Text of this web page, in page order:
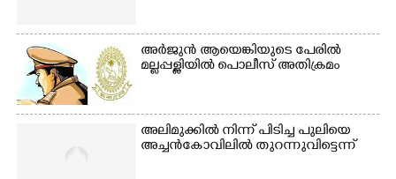
അർജുൻ ആയെങ്കിയുടെ പേരിൽ
മല്ലപ്പള്ളിയിൽ പൊലീസ് അതിക്രമം
അലിമുക്കിൽ നിന്ന് പിടിച്ച പുലിയെ
അച്ചൻകോവിലിൽ തുറന്നുവിട്ടെന്ന്